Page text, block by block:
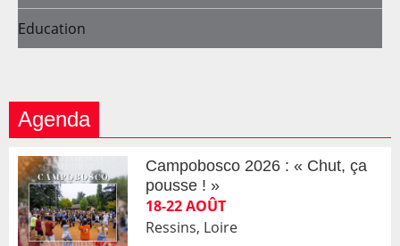
Education
Agenda
Campobosco 2026 : « Chut, ça
pousse ! »
18-22 AOÛT
Ressins, Loire